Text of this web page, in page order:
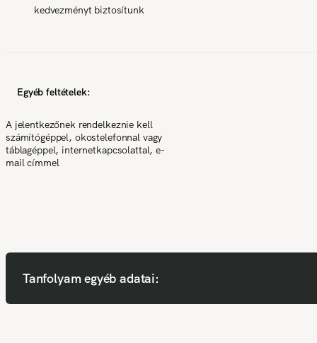
kedvezményt biztosítunk
Egyéb feltételek:
A jelentkezőnek rendelkeznie kell
számítógéppel, okostelefonnal vagy
táblagéppel, internetkapcsolattal, e-
mail címmel
Tanfolyam egyéb adatai: